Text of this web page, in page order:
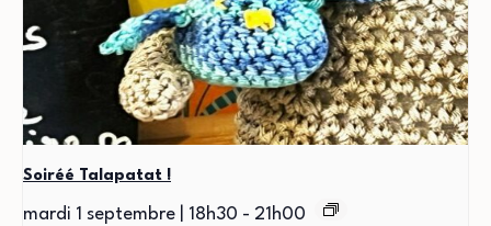
Soiréé Talapatat !
mardi 1 septembre | 18h30 - 21h00